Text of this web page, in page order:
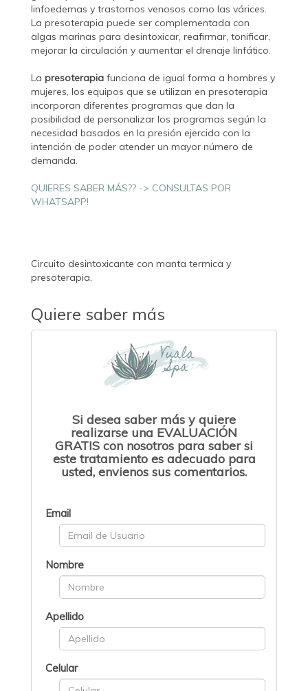
linfoedemas y trastornos venosos como las várices.
La presoterapia puede ser complementada con
algas marinas para desintoxicar, reafirmar, tonificar,
mejorar la circulación y aumentar el drenaje linfático.
La presoterapia funciona de igual forma a hombres y
mujeres, los equipos que se utilizan en presoterapia
incorporan diferentes programas que dan la
posibilidad de personalizar los programas según la
necesidad basados en la presión ejercida con la
intención de poder atender un mayor número de
demanda.
QUIERES SABER MÁS?? -> CONSULTAS POR
WHATSAPP!
Circuito desintoxicante con manta termica y
presoterapia.
Quiere saber más
Si desea saber más y quiere
realizarse una EVALUACIÓN
GRATIS con nosotros para saber si
este tratamiento es adecuado para
usted, envienos sus comentarios.
Email
Nombre
Apellido
Celular